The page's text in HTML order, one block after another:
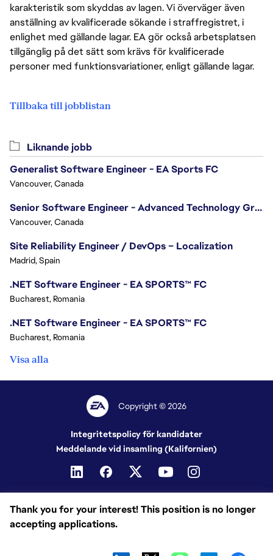
karakteristik som skyddas av lagen. Vi överväger även
anställning av kvalificerade sökande i straffregistret, i
enlighet med gällande lagar. EA gör också arbetsplatsen
tillgänglig på det sätt som krävs för kvalificerade
personer med funktionsvariationer, enligt gällande lagar.
Tillbaka till jobblistan
Thank you for your interest! This position is no longer
accepting applications.
Liknande jobb
Generalist Software Engineer - EA Sports FC
Vancouver, Canada
Senior Software Engineer - Advanced Technology Group
Vancouver, Canada
Site Reliability Engineer / DevOps – Localization
Madrid, Spain
.NET Software Engineer - EA SPORTS™ FC
Bucharest, Romania
.NET Software Engineer - EA SPORTS™ FC
Bucharest, Romania
Visa alla
Copyright © 2026
Integritetspolicy för kandidater
Meddelande vid insamling (Kalifornien)